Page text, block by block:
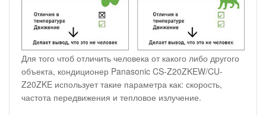
Для того чтоб отличить человека от какого либо другого
объекта, кондиционер Panasonic CS-Z20ZKEW/CU-
Z20ZKE использует такие параметра как: скорость,
частота передвижения и тепловое излучение.